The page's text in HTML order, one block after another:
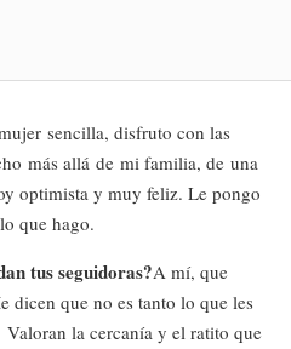
sencilla, disfruto con las
más allá de mi familia, de una
optimista y muy feliz. Le pongo
que hago.
tus seguidoras?A mí, que
dicen que no es tanto lo que les
la cercanía y el ratito que